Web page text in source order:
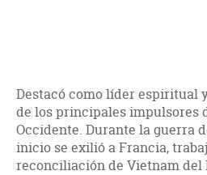
Destacó como líder espiritual
de los principales impulsores
Occidente. Durante la guerra
inicio se exilió a Francia,
reconciliación de Vietnam del